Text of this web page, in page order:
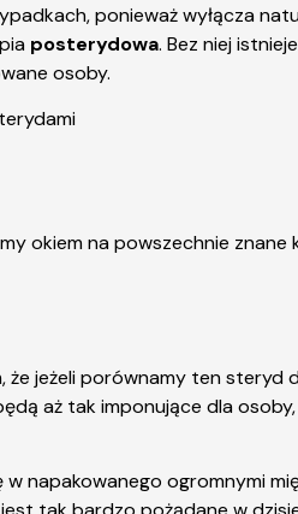
ponieważ wyłącza
posterydowa. Bez niej
osoby.
okiem na powszechnie znane
że jeżeli porównamy ten steryd
aż tak imponujące dla
napakowanego ogromnymi